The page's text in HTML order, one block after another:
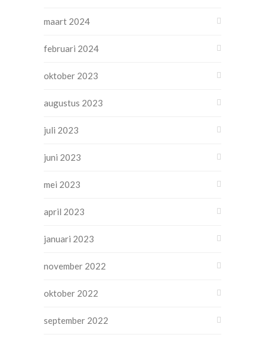
maart 2024
februari 2024
oktober 2023
augustus 2023
juli 2023
juni 2023
mei 2023
april 2023
januari 2023
november 2022
oktober 2022
september 2022